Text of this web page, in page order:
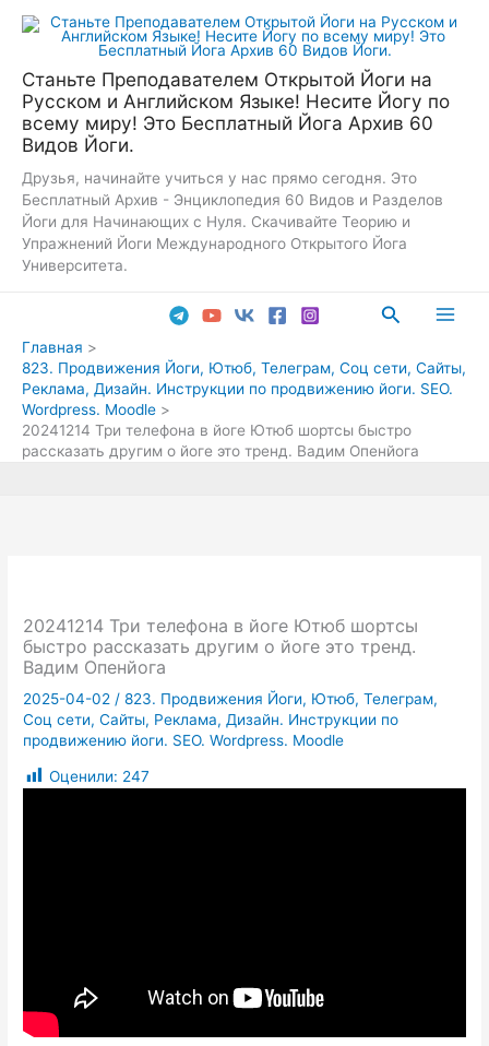
Перейти
Станьте Преподавателем Открытой Йоги на
Русском и Английском Языке! Несите Йогу по
всему миру! Это Бесплатный Йога Архив 60
Видов Йоги.
Друзья, начинайте учиться у нас прямо сегодня. Это
Бесплатный Архив - Энциклопедия 60 Видов и Разделов
Йоги для Начинающих с Нуля. Скачивайте Теорию и
Упражнений Йоги Международного Открытого Йога
Университета.
Поиск
Главная
823. Продвижения Йоги, Ютюб, Телеграм, Соц сети, Сайты,
Реклама, Дизайн. Инструкции по продвижению йоги. SEO.
Wordpress. Moodle
20241214 Три телефона в йоге Ютюб шортсы быстро
рассказать другим о йоге это тренд. Вадим Опенйога
20241214 Три телефона в йоге Ютюб шортсы
быстро рассказать другим о йоге это тренд.
Вадим Опенйога
2025-04-02 /823. Продвижения Йоги, Ютюб, Телеграм,
Соц сети, Сайты, Реклама, Дизайн. Инструкции по
продвижению йоги. SEO. Wordpress. Moodle
Оценили: 247